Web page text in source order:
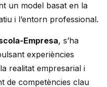
un model basat en la
i l’entorn professional.
Empresa, s’ha
experiències
realitat empresarial i
de competències clau